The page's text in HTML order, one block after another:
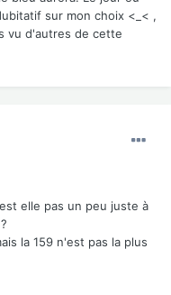
sur mon choix <_< ,
vu d'autres de cette
elle pas un peu juste à
la 159 n'est pas la plus